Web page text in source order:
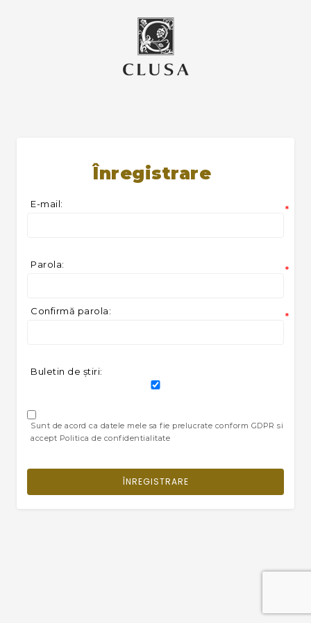
Înregistrare
E-mail: *
Parola: *
Confirmă parola: *
Buletin de ştiri:
Sunt de acord ca datele mele sa fie prelucrate conform GDPR si
accept Politica de confidentialitate
ÎNREGISTRARE